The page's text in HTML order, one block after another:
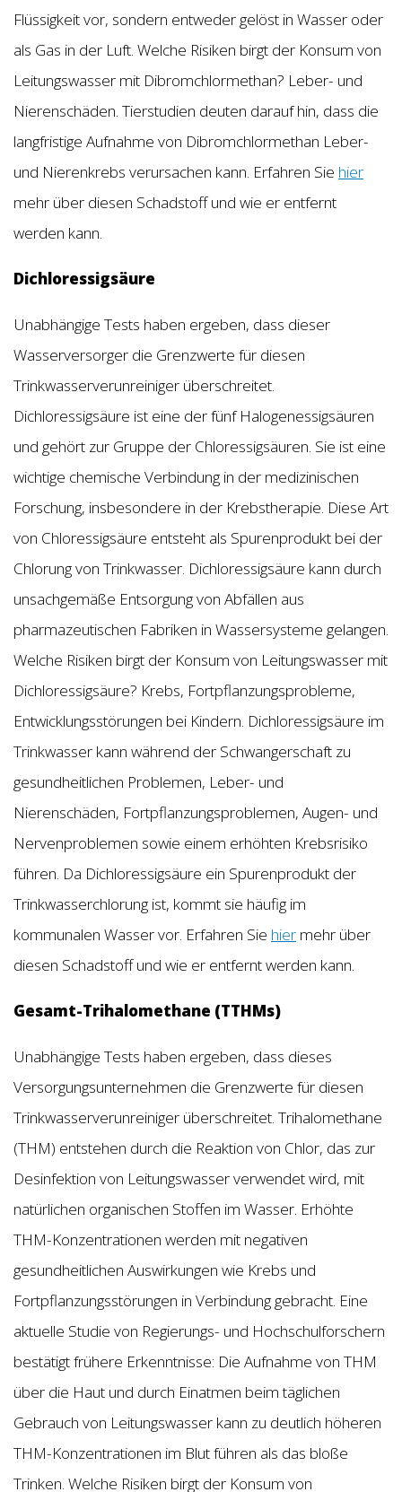
Flüssigkeit vor, sondern entweder gelöst in Wasser oder
als Gas in der Luft. Welche Risiken birgt der Konsum von
Leitungswasser mit Dibromchlormethan? Leber- und
Nierenschäden. Tierstudien deuten darauf hin, dass die
langfristige Aufnahme von Dibromchlormethan Leber-
und Nierenkrebs verursachen kann. Erfahren Sie hier
mehr über diesen Schadstoff und wie er entfernt
werden kann.
Dichloressigsäure
Unabhängige Tests haben ergeben, dass dieser
Wasserversorger die Grenzwerte für diesen
Trinkwasserverunreiniger überschreitet.
Dichloressigsäure ist eine der fünf Halogenessigsäuren
und gehört zur Gruppe der Chloressigsäuren. Sie ist eine
wichtige chemische Verbindung in der medizinischen
Forschung, insbesondere in der Krebstherapie. Diese Art
von Chloressigsäure entsteht als Spurenprodukt bei der
Chlorung von Trinkwasser. Dichloressigsäure kann durch
unsachgemäße Entsorgung von Abfällen aus
pharmazeutischen Fabriken in Wassersysteme gelangen.
Welche Risiken birgt der Konsum von Leitungswasser mit
Dichloressigsäure? Krebs, Fortpflanzungsprobleme,
Entwicklungsstörungen bei Kindern. Dichloressigsäure im
Trinkwasser kann während der Schwangerschaft zu
gesundheitlichen Problemen, Leber- und
Nierenschäden, Fortpflanzungsproblemen, Augen- und
Nervenproblemen sowie einem erhöhten Krebsrisiko
führen. Da Dichloressigsäure ein Spurenprodukt der
Trinkwasserchlorung ist, kommt sie häufig im
kommunalen Wasser vor. Erfahren Sie hier mehr über
diesen Schadstoff und wie er entfernt werden kann.
Gesamt-Trihalomethane (TTHMs)
Unabhängige Tests haben ergeben, dass dieses
Versorgungsunternehmen die Grenzwerte für diesen
Trinkwasserverunreiniger überschreitet. Trihalomethane
(THM) entstehen durch die Reaktion von Chlor, das zur
Desinfektion von Leitungswasser verwendet wird, mit
natürlichen organischen Stoffen im Wasser. Erhöhte
THM-Konzentrationen werden mit negativen
gesundheitlichen Auswirkungen wie Krebs und
Fortpflanzungsstörungen in Verbindung gebracht. Eine
aktuelle Studie von Regierungs- und Hochschulforschern
bestätigt frühere Erkenntnisse: Die Aufnahme von THM
über die Haut und durch Einatmen beim täglichen
Gebrauch von Leitungswasser kann zu deutlich höheren
THM-Konzentrationen im Blut führen als das bloße
Trinken. Welche Risiken birgt der Konsum von